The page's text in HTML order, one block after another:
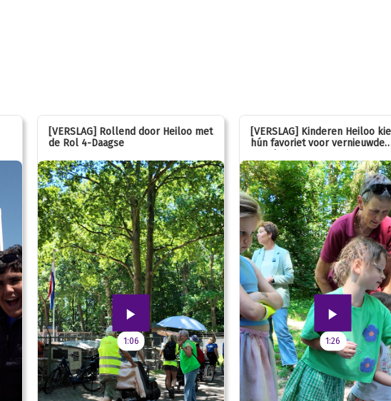
[VERSLAG] Rollend door Heiloo met
de Rol 4-Daagse
1:06
[VERSLAG] Kinderen Heiloo
hún favoriet voor vernieuwde
1:26